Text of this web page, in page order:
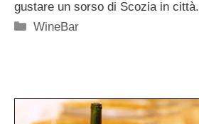
gustare un sorso di Scozia in città.
Categorie
WineBar